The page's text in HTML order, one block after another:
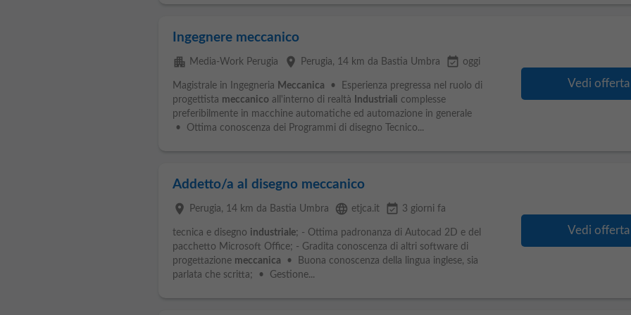
Ingegnere meccanico
apartment Media-Work Perugia place Perugia, 14 km da Bastia Umbra event_available oggi
Magistrale in Ingegneria Meccanica • Esperienza pregressa nel ruolo di
progettista meccanicoall'interno di realtà Industriali complesse
preferibilmente in macchine automatiche ed automazione in generale
• Ottima conoscenza dei Programmi di disegno Tecnico...
Vedi offerta
Addetto/a al disegno meccanico
place Perugia, 14 km da Bastia Umbra language etjca.it event_available 3 giorni fa
tecnica e disegno industriale; - Ottima padronanza di Autocad 2D e del
pacchetto Microsoft Office; - Gradita conoscenza di altri software di
progettazione meccanica • Buona conoscenza della lingua inglese, sia
parlata che scritta; • Gestione...
Vedi offerta